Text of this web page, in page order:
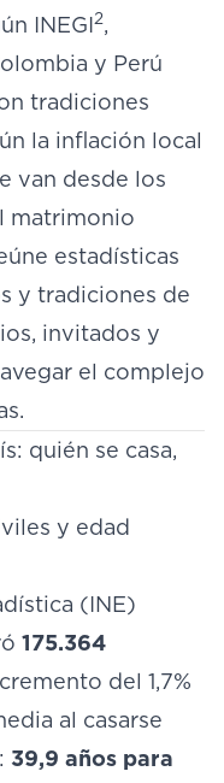
INEGI2,
y Perú
tradiciones
la inflación local
van desde los
matrimonio
estadísticas
y tradiciones de
invitados y
el complejo
quién se casa,
y edad
(INE)
175.364
del 1,7%
al casarse
39,9 años para